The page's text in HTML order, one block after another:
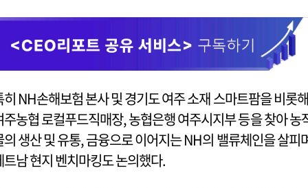
히 NH손해보험 본사 및 경기도 여주 소재 스마트팜을 비롯해
주농협 로컬푸드직매장, 농협은행 여주시지부 등을 찾아 농
의 생산 및 유통, 금융으로 이어지는 NH의 밸류체인을 살피
트남 현지 벤치마킹도 논의했다.